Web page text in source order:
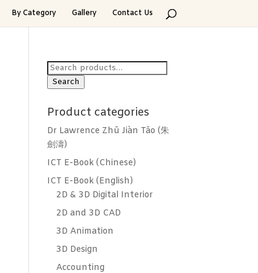
By Category Gallery Contact Us
Search
for:
Search
Product categories
Dr Lawrence Zhū Jiàn Tāo (朱
劍濤)
ICT E-Book (Chinese)
ICT E-Book (English)
2D & 3D Digital Interior
2D and 3D CAD
3D Animation
3D Design
Accounting